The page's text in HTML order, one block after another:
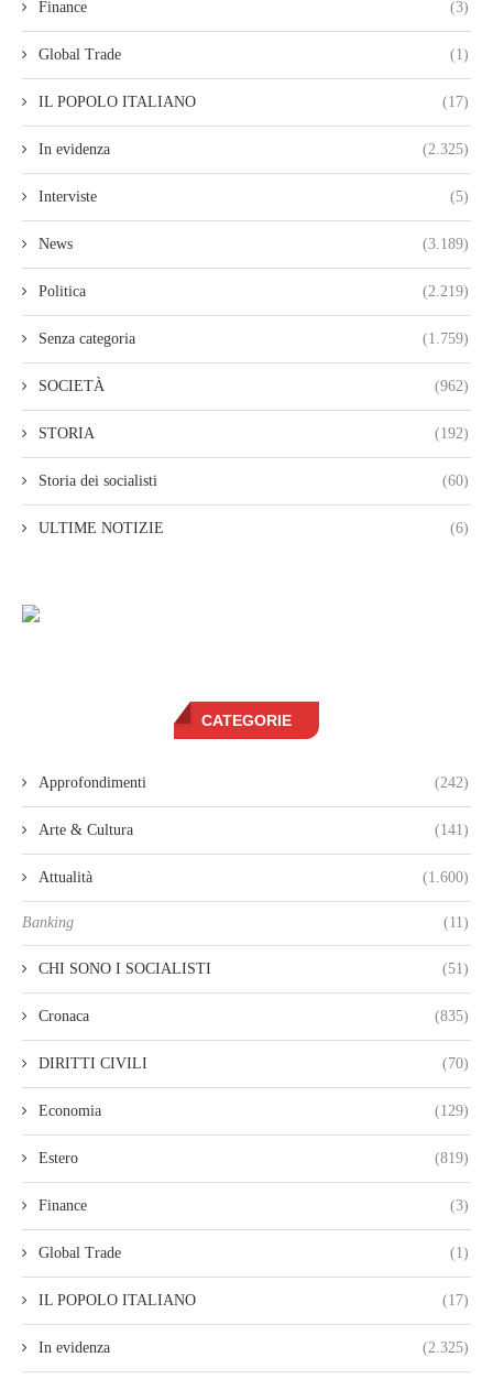
Finance (3)
Global Trade (1)
IL POPOLO ITALIANO (17)
In evidenza (2.325)
Interviste (5)
News (3.189)
Politica (2.219)
Senza categoria (1.759)
SOCIETÀ (962)
STORIA (192)
Storia dei socialisti (60)
ULTIME NOTIZIE (6)
CATEGORIE
Approfondimenti (242)
Arte & Cultura (141)
Attualità (1.600)
Banking (11)
CHI SONO I SOCIALISTI (51)
Cronaca (835)
DIRITTI CIVILI (70)
Economia (129)
Estero (819)
Finance (3)
Global Trade (1)
IL POPOLO ITALIANO (17)
In evidenza (2.325)